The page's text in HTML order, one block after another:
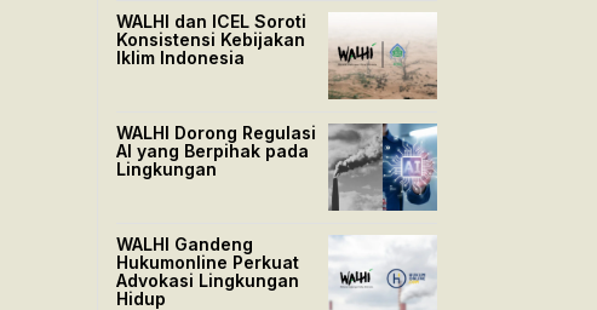
WALHI dan ICEL Soroti
Konsistensi Kebijakan
Iklim Indonesia
WALHI Dorong Regulasi
AI yang Berpihak pada
Lingkungan
WALHI Gandeng
Hukumonline Perkuat
Advokasi Lingkungan
Hidup